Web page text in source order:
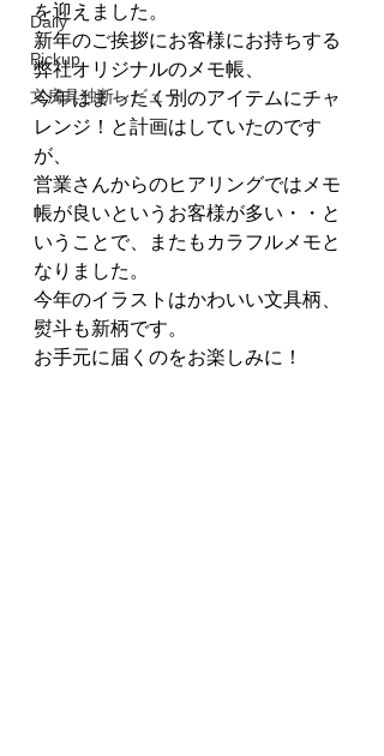
Daily
Pickup
文房具独断レビュー
を迎えました。
新年のご挨拶にお客様にお持ちする
弊社オリジナルのメモ帳、
今年はまったく別のアイテムにチャ
レンジ！と計画はしていたのです
が、
営業さんからのヒアリングではメモ
帳が良いというお客様が多い・・と
いうことで、またもカラフルメモと
なりました。
今年のイラストはかわいい文具柄、
熨斗も新柄です。
お手元に届くのをお楽しみに！